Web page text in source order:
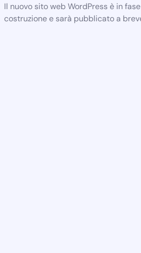
Il nuovo sito web WordPress è in
costruzione e sarà pubblicato a